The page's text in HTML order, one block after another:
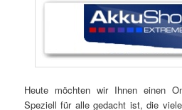
Heute möchten wir Ihnen einen
Speziell für alle gedacht ist, die